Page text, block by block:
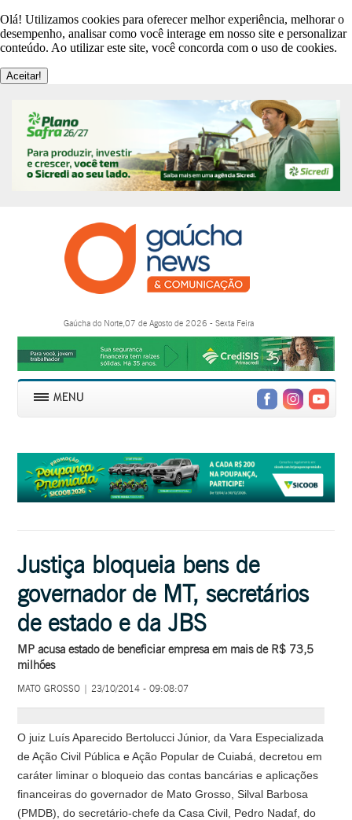
Olá! Utilizamos cookies para oferecer melhor experiência, melhorar o
desempenho, analisar como você interage em nosso site e personalizar
conteúdo. Ao utilizar este site, você concorda com o uso de cookies.
Aceitar!
Gaúcha do Norte,07 de Agosto de 2026 - Sexta Feira
Justiça bloqueia bens de
governador de MT, secretários
de estado e da JBS
MP acusa estado de beneficiar empresa em mais de R$ 73,5
milhões
MATO GROSSO | 23/10/2014 - 09:08:07
O juiz Luís Aparecido Bertolucci Júnior, da Vara Especializada
de Ação Civil Pública e Ação Popular de Cuiabá, decretou em
caráter liminar o bloqueio das contas bancárias e aplicações
financeiras do governador de Mato Grosso, Silval Barbosa
(PMDB), do secretário-chefe da Casa Civil, Pedro Nadaf, do